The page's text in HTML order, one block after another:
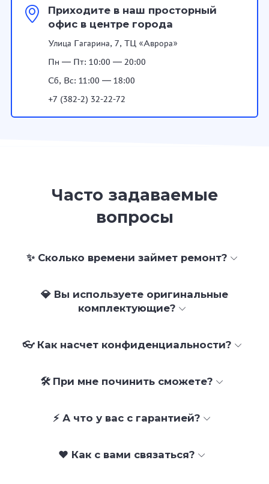
Приходите в наш просторный
офис в центре города
Улица Гагарина, 7, ТЦ «Аврора»
Пн — Пт: 10:00 — 20:00
Сб, Вс: 11:00 — 18:00
+7 (382-2) 32-22-72
Часто задаваемые
вопросы
✨ Сколько времени займет ремонт?
💎 Вы используете оригинальные
комплектующие?
👓 Как насчет конфиденциальности?
🛠 При мне починить сможете?
⚡ А что у вас с гарантией?
❤️ Как с вами связаться?